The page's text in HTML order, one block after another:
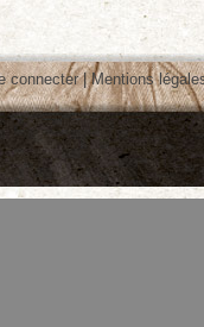
connecter|Mentions